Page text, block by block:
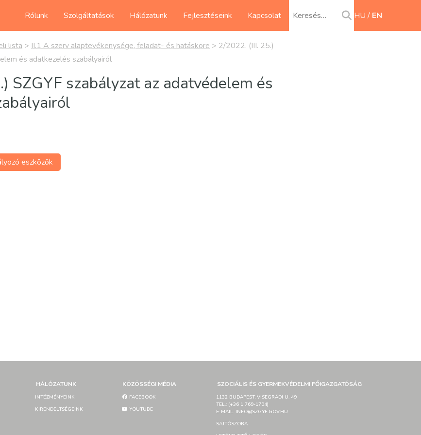
Rólunk Szolgáltatások Hálózatunk Fejlesztéseink Kapcsolat HU EN
lista > II.1 A szerv alaptevékenysége, feladat- és hatásköre > 2/2022. (III. 25.)
és adatkezelés szabályairól
SZGYF szabályzat az adatvédelem és
eszközök
HÁLÓZATUNK
INTÉZMÉNYEINK
KIRENDELTSÉGEINK
KÖZÖSSÉGI MÉDIA
FACEBOOK
YOUTUBE
SZOCIÁLIS ÉS GYERMEKVÉDELMI FŐIGAZGATÓSÁG
1132 BUDAPEST, VISEGRÁDI U. 49
TEL.: (+36 1 769-1704)
E-MAIL: INFO@SZGYF.GOV.HU
SAJTÓSZOBA